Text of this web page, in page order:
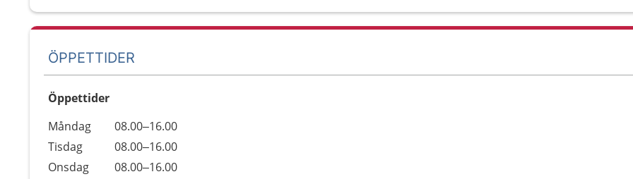
ÖPPETTIDER
Öppettider
Dag
Öppettider
Kommentarer
Måndag
08.00–16.00
Tisdag
08.00–16.00
Onsdag
08.00–16.00